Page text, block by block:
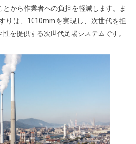
とから作業者への負担を軽減します。ま
りは、1010mmを実現し、次世代を担
を提供する次世代足場システムです。